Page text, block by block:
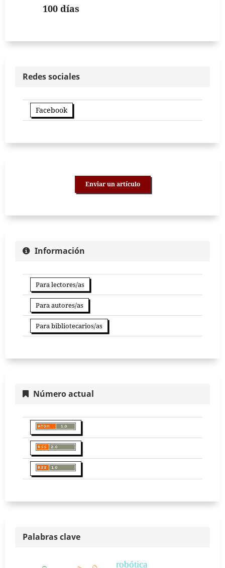
100 días
Redes sociales
Facebook
Enviar un artículo
Información
Para lectores/as
Para autores/as
Para bibliotecarios/as
Número actual
Palabras clave
robótica